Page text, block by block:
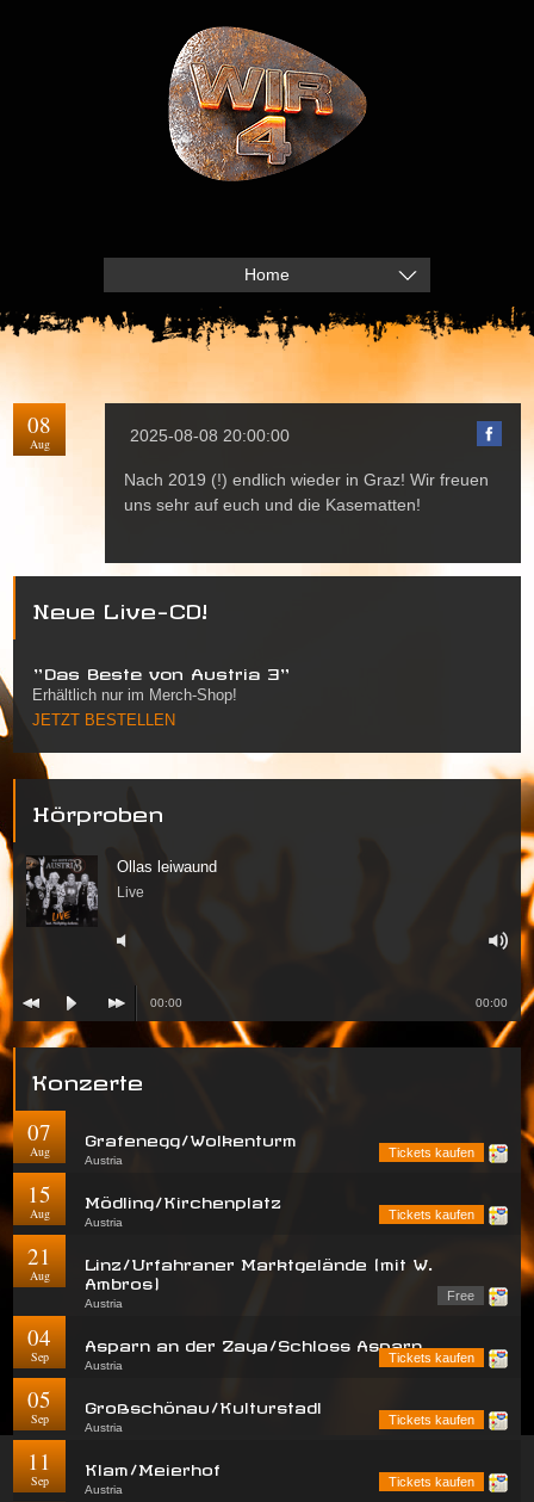
Home
08
Aug 2025-08-08 20:00:00
Nach 2019 (!) endlich wieder in Graz! Wir freuen
uns sehr auf euch und die Kasematten!
Neue Live-CD!
"Das Beste von Austria 3"
Erhältlich nur im Merch-Shop!
JETZT BESTELLEN
Hörproben
Ollas leiwaund
Live
00:00 00:00
Konzerte
07
Aug
Grafenegg/Wolkenturm
Austria
Tickets kaufen
15
Aug
Mödling/Kirchenplatz
Austria
Tickets kaufen
21
Aug
Linz/Urfahraner Marktgelände (mit W.
Ambros)
Austria
Free
04
Sep
Asparn an der Zaya/Schloss Asparn
Austria
Tickets kaufen
05
Sep
Großschönau/Kulturstadl
Austria
Tickets kaufen
11
Sep
Klam/Meierhof
Austria
Tickets kaufen